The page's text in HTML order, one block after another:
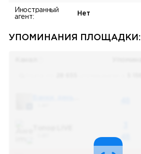
Иностранный
агент:
Нет
УПОМИНАНИЯ ПЛОЩАДКИ:
48